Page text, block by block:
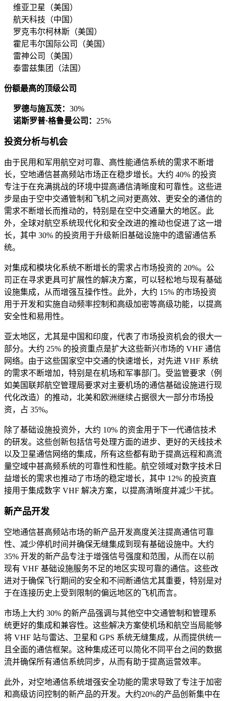
维亚卫星（美国）
航天科技（中国）
罗克韦尔柯林斯（美国）
霍尼韦尔国际公司（美国）
雷神公司（美国）
泰雷兹集团（法国）
份额最高的顶级公司
罗德与施瓦茨： 30%
诺斯罗普·格鲁曼公司： 25%
投资分析与机会
由于民用和军用航空对可靠、高性能通信系统的需求不断增
长，空地通信甚高频站市场正在稳步增长。大约 40% 的投资
专注于在充满挑战的环境中提高通信清晰度和可靠性。这些进
步是由于空中交通管制和飞机之间对更高效、更安全的通信的
需求不断增长而推动的，特别是在空中交通量大的地区。此
外，全球对航空系统现代化和安全改进的推动也促进了这一增
长，其中 30% 的投资用于升级新旧基础设施中的遗留通信系
统。
对集成和模块化系统不断增长的需求占市场投资的 20%。公
司正在寻求更具可扩展性的解决方案，可以轻松地与现有基础
设施集成，从而增强互操作性。此外，大约 15% 的市场投资
用于开发和实施自动频率控制和高级加密等高级功能，以提高
安全性和易用性。
亚太地区，尤其是中国和印度，代表了市场投资机会的很大一
部分。大约 25% 的投资重点是扩大这些新兴市场的 VHF 通信
网络。由于这些国家空中交通的快速增长，对先进 VHF 系统
的需求不断增加，特别是在机场和军事部门。受监管要求（例
如美国联邦航空管理局要求对主要机场的通信基础设施进行现
代化改造）的推动，北美和欧洲继续占据很大一部分市场投
资，占 35%。
除了基础设施投资外，大约 10% 的资金用于下一代通信技术
的研发。这些创新包括信号处理方面的进步、更好的天线技术
以及卫星通信网络的集成，所有这些都有助于提高远程和高流
量空域中甚高频系统的可靠性和性能。航空领域对数字技术日
益增长的需求也推动了市场的稳定增长，其中 12% 的投资直
接用于集成数字 VHF 解决方案，以提高清晰度并减少干扰。
新产品开发
空地通信甚高频站市场的新产品开发高度关注提高通信可靠
性、减少停机时间并确保无缝集成到现有基础设施中。大约
35% 开发的新产品专注于增强信号强度和范围，从而在以前
现有 VHF 基础设施服务不足的地区实现可靠的通信。这些改
进对于确保飞行期间的安全和不间断通信尤其重要，特别是对
于在连接历史上受到限制的偏远地区的飞机而言。
市场上大约 30% 的新产品强调与其他空中交通管制和管理系
统更好的集成和兼容性。这些解决方案使机场和航空当局能够
将 VHF 站与雷达、卫星和 GPS 系统无缝集成，从而提供统一
且全面的通信框架。这种集成还可以简化不同平台之间的数据
流并确保所有通信系统同步，从而有助于提高运营效率。
此外，对空地通信系统增强安全功能的需求导致了专注于​​加密
和高级访问控制的新产品的开发。大约20%的产品创新集中在